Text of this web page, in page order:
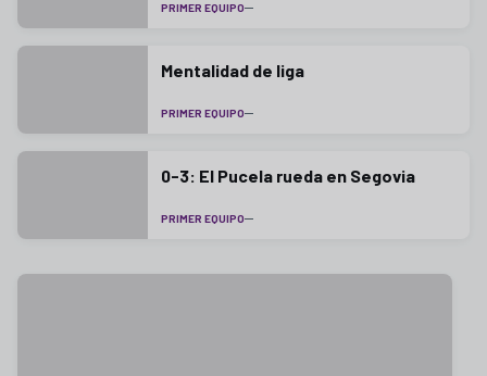
PRIMER EQUIPO
Mentalidad de liga
PRIMER EQUIPO
0-3: El Pucela rueda en Segovia
PRIMER EQUIPO